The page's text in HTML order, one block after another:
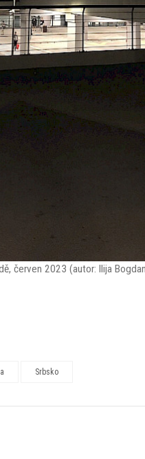
červen 2023 (autor: Ilija
Srbsko